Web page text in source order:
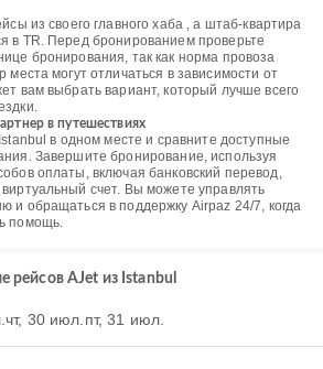
из своего главного хаба , а штаб-квартира
в TR. Перед бронированием проверьте
бронирования, так как норма провоза
могут отличаться в зависимости от
вам выбрать вариант, который лучше всего
в путешествиях
в одном месте и сравните доступные
Завершите бронирование, используя
оплаты, включая банковский перевод,
счет. Вы можете управлять
и обращаться в поддержку Airpaz 24/7, когда
помощь.
рейсов AJet из Istanbul
чт, 30 июл. пт, 31 июл.